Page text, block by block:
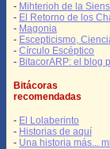
- Mihterioh de la
- El Retorno de los
- Magonia
- Escepticismo,
- Círculo Escéptico
- BitacorARP: el blog
Bitácoras
recomendadas
- El Lolaberinto
- Historias de aquí
- Una historia más...